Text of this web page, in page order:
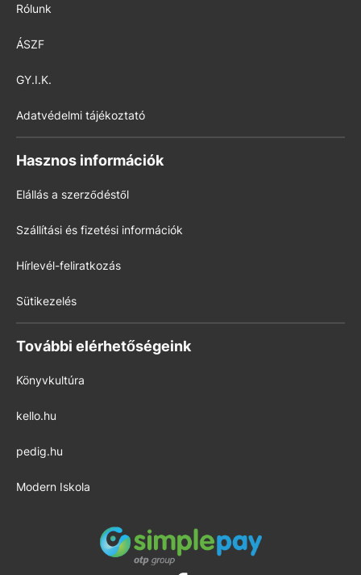
Rólunk
ÁSZF
GY.I.K.
Adatvédelmi tájékoztató
Hasznos információk
Elállás a szerződéstől
Szállítási és fizetési információk
Hírlevél-feliratkozás
Sütikezelés
További elérhetőségeink
Könyvkultúra
kello.hu
pedig.hu
Modern Iskola